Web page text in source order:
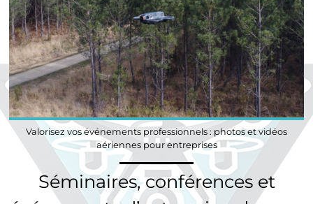
Valorisez vos événements professionnels : photos et vidéos
aériennes pour entreprises
Séminaires, conférences et